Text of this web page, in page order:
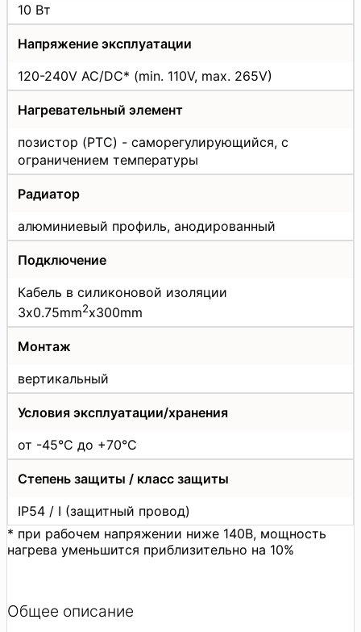
10 Вт
Напряжение эксплуатации
120-240V AC/DC* (min. 110V, max. 265V)
Нагревательный элемент
позистор (PTC) - саморегулирующийся, с
ограничением температуры
Радиатор
алюминиевый профиль, анодированный
Подключение
Кабель в силиконовой изоляции
3x0.75mm2x300mm
Монтаж
вертикальный
Условия эксплуатации/хранения
от -45°С до +70°С
Степень защиты / класс защиты
IP54 / I (защитный провод)
* при рабочем напряжении ниже 140В, мощность
нагрева уменьшится приблизительно на 10%
Общее описание